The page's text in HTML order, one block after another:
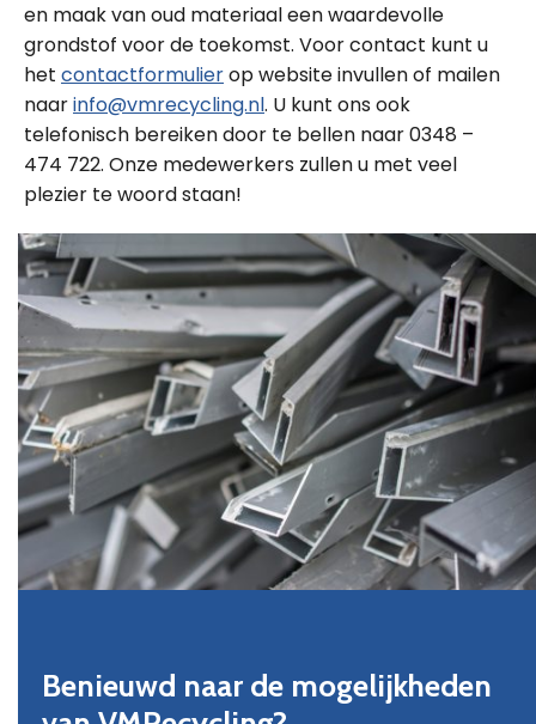
en maak van oud materiaal een waardevolle
grondstof voor de toekomst. Voor contact kunt u
het contactformulierop website invullen of mailen
naarinfo@vmrecycling.nl. U kunt ons ook
telefonisch bereiken door te bellen naar 0348 –
474 722. Onze medewerkers zullen u met veel
plezier te woord staan!
Benieuwd naar de mogelijkheden